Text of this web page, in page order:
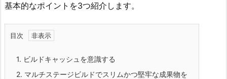
基本的なポイントを3つ紹介します。
目次
1. ビルドキャッシュを意識する
2. マルチステージビルドでスリムかつ堅牢な成果物を